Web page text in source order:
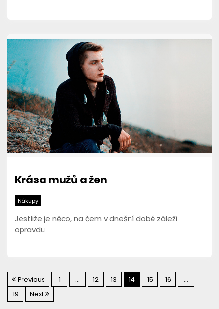
Krása mužů a žen
Nákupy
Jestliže je něco, na čem v dnešní době záleží
opravdu
S
Previous 1 … 12 13 14 15 16
…
19
Next